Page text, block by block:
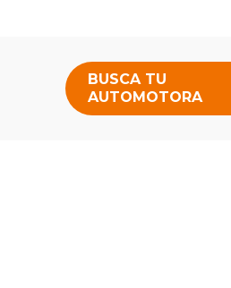
BUSCA TU
AUTOMOTORA